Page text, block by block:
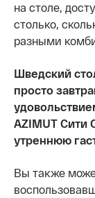
на столе,
столько,
разными
Шведский
просто
AZIMUT Сити
утреннюю
Вы также